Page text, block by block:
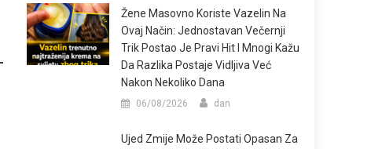
Žene Masovno Koriste Vazelin Na
Ovaj Način: Jednostavan Večernji
Trik Postao Je Pravi Hit I Mnogi Kažu
Da Razlika Postaje Vidljiva Već
Nakon Nekoliko Dana
06/08/2026 dan
Ujed Zmije Može Postati Opasan Za